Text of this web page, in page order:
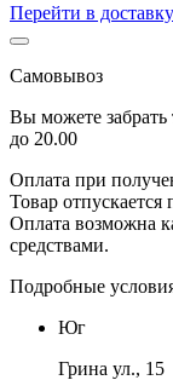
Перейти в доставку
Самовывоз
Вы можете забрать
до 20.00
Оплата при
Товар
Оплата возможна
средствами.
Подробные
Юг
Грина ул., 15